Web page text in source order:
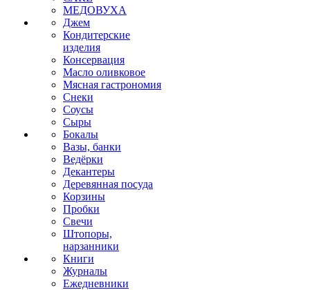
МЕДОВУХА
Джем
Кондитерские
изделия
Консервация
Масло оливковое
Мясная гастрономия
Снеки
Соусы
Сыры
Бокалы
Вазы, банки
Ведёрки
Декантеры
Деревянная посуда
Корзины
Пробки
Свечи
Штопоры,
нарзанники
Книги
Журналы
Ежедневники